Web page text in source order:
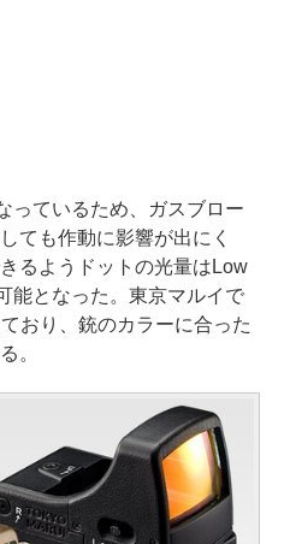
ているため、ガスブロー
ても作動に影響が出にく
るようドットの光量はLow
能となった。東京マルイで
おり、銃のカラーに合った
。